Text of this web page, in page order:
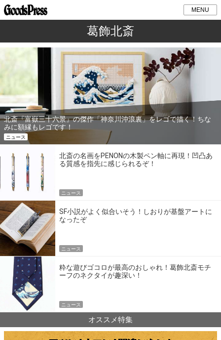
MENU
葛飾北斎
北斎『富嶽三十六景』の傑作「神奈川沖浪裏」をレゴで描く！ちな
みに額縁もレゴです！
ニュース
北斎の名画をPENONの木製ペン軸に再現！凹凸あ
る質感を指先に感じられるぞ！
ニュース
SF小説がよく似合いそう！しおりが基盤アートに
なったぞ
ニュース
粋な遊びゴコロが最高のおしゃれ！葛飾北斎モチ
ーフのネクタイが趣深い！
ニュース
オススメ特集